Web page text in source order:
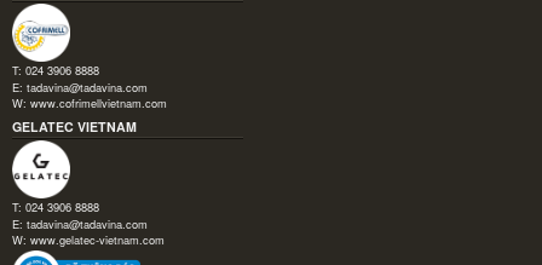
T: 024 3906 8888
E: tadavina@tadavina.com
W: www.cofrimellvietnam.com
GELATEC VIETNAM
T: 024 3906 8888
E: tadavina@tadavina.com
W: www.gelatec-vietnam.com